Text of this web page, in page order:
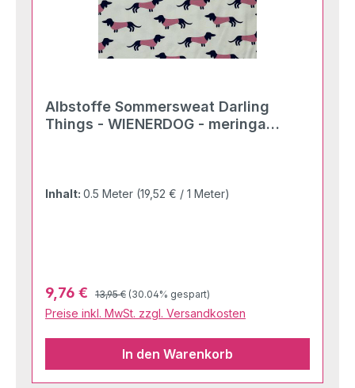
Albstoffe Sommersweat Darling
Things - WIENERDOG - meringa
Inhalt: 0.5 Meter (19,52 € / 1 Meter)
Verkaufspreis:
9,76 € Regulärer Preis:
13,95 € (30.04% gespart)
Preise inkl. MwSt. zzgl. Versandkosten
In den Warenkorb